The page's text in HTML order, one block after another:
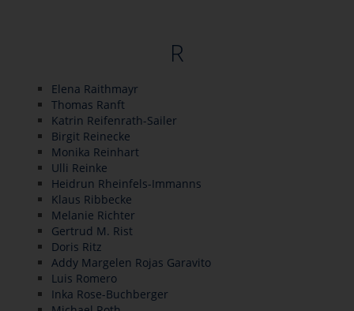
R
Elena Raithmayr
Thomas Ranft
Katrin Reifenrath-Sailer
Birgit Reinecke
Monika Reinhart
Ulli Reinke
Heidrun Rheinfels-Immanns
Klaus Ribbecke
Melanie Richter
Gertrud M. Rist
Doris Ritz
Addy Margelen Rojas Garavito
Luis Romero
Inka Rose-Buchberger